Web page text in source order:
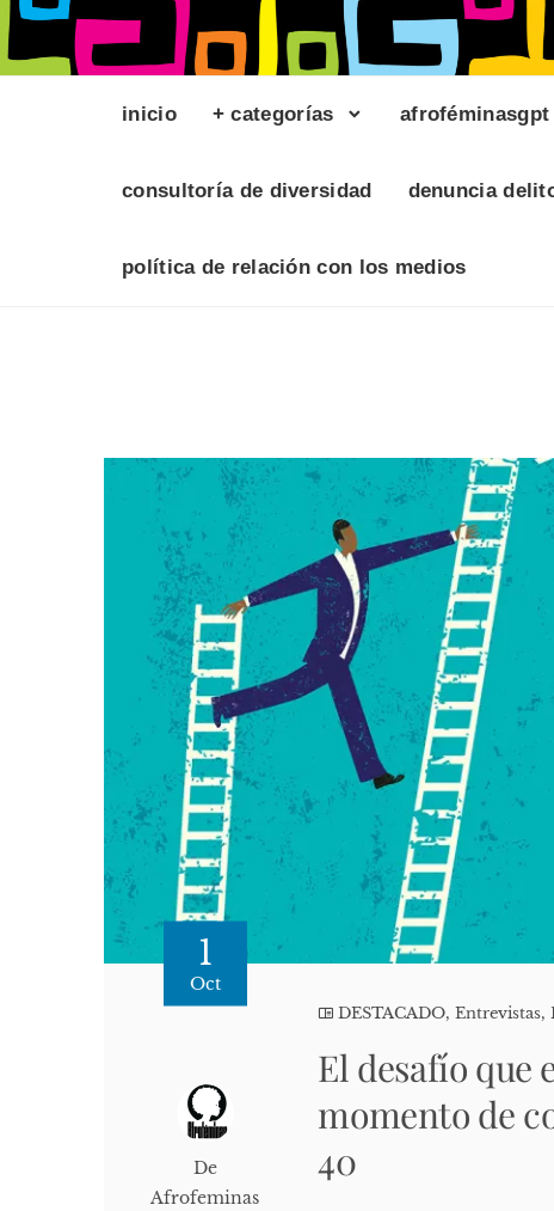
inicio + categorías afroféminasgpt
consultoría de diversidad denuncia
política de relación con los medios
1
Oct
De
Afrofeminas
DESTACADO,Entrevistas,
El desafío que
momento de
40